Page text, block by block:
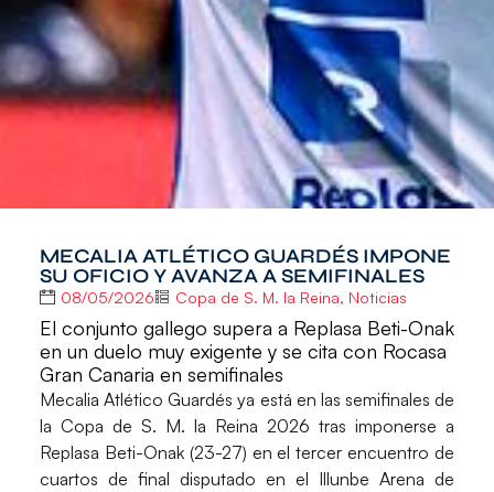
MECALIA ATLÉTICO GUARDÉS IMPONE
SU OFICIO Y AVANZA A SEMIFINALES
08/05/2026 Copa de S. M. la Reina, Noticias
El conjunto gallego supera a Replasa Beti-Onak
en un duelo muy exigente y se cita con Rocasa
Gran Canaria en semifinales
Mecalia Atlético Guardés ya está en las semifinales de
la Copa de S. M. la Reina 2026 tras imponerse a
Replasa Beti-Onak(23-27) en el tercer encuentro de
cuartos de final disputado en el Illunbe Arena de